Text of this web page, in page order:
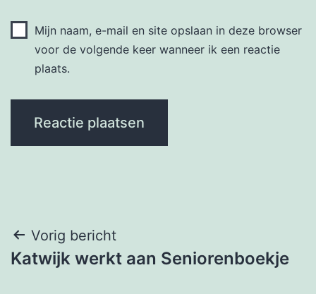
Mijn naam, e-mail en site opslaan in deze browser
voor de volgende keer wanneer ik een reactie
plaats.
Bericht
navigatie
Vorig bericht
Katwijk werkt aan Seniorenboekje